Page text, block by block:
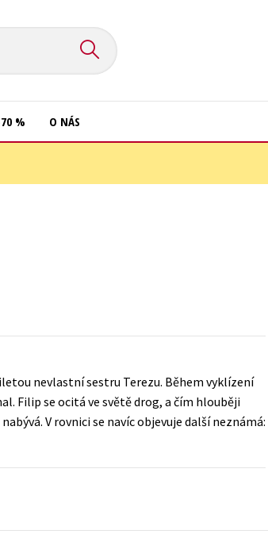
adult (SK)
literatura
% O NÁS
nevlastní sestru Terezu. Během vyklízení
Filip se ocitá ve světě drog, a čím hlouběji
V rovnici se navíc objevuje další neznámá: